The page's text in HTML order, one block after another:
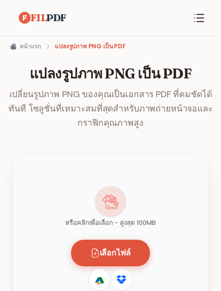
FILPDF
หน้าแรก แปลงรูปภาพ PNG เป็น PDF
แปลงรูปภาพ PNG เป็น PDF
เปลี่ยนรูปภาพ PNG ของคุณเป็นเอกสาร PDF ที่คมชัดได้
ทันที โซลูชั่นที่เหมาะสมที่สุดสำหรับภาพถ่ายหน้าจอและ
กราฟิกคุณภาพสูง
หรือคลิกเพื่อเลือก - สูงสุด 100MB
เลือกไฟล์